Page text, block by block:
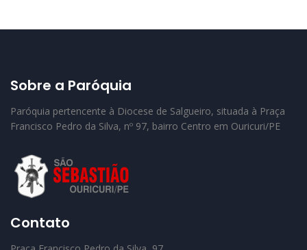
Sobre a Paróquia
Paróquia pertencente à Diocese de Salgueiro, situada à Praça
Francisco Pedro da Silva, nº 97, bairro Centro em Ouricuri/PE
Contato